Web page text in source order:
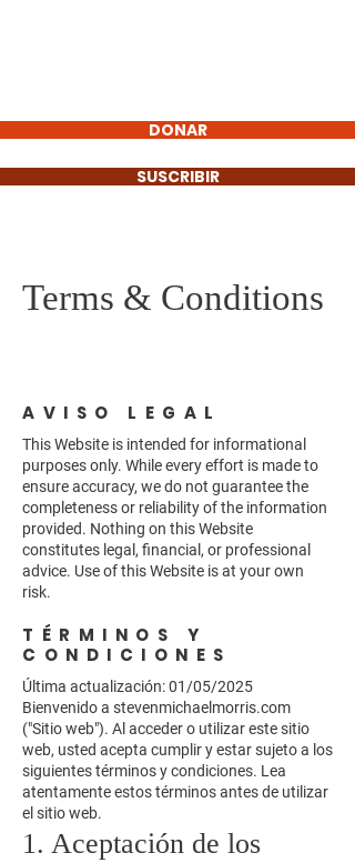
DONAR
SUSCRIBIR
Terms & Conditions
AVISO LEGAL
This Website is intended for informational
purposes only. While every effort is made to
ensure accuracy, we do not guarantee the
completeness or reliability of the information
provided. Nothing on this Website
constitutes legal, financial, or professional
advice. Use of this Website is at your own
risk.
TÉRMINOS Y
CONDICIONES
Última actualización: 01/05/2025
Bienvenido a stevenmichaelmorris.com
("Sitio web"). Al acceder o utilizar este sitio
web, usted acepta cumplir y estar sujeto a los
siguientes términos y condiciones. Lea
atentamente estos términos antes de utilizar
el sitio web.
1. Aceptación de los